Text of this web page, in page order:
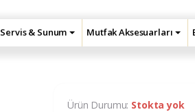
Servis & Sunum Mutfak Aksesuarları
Ürün Durumu: Stokta yok